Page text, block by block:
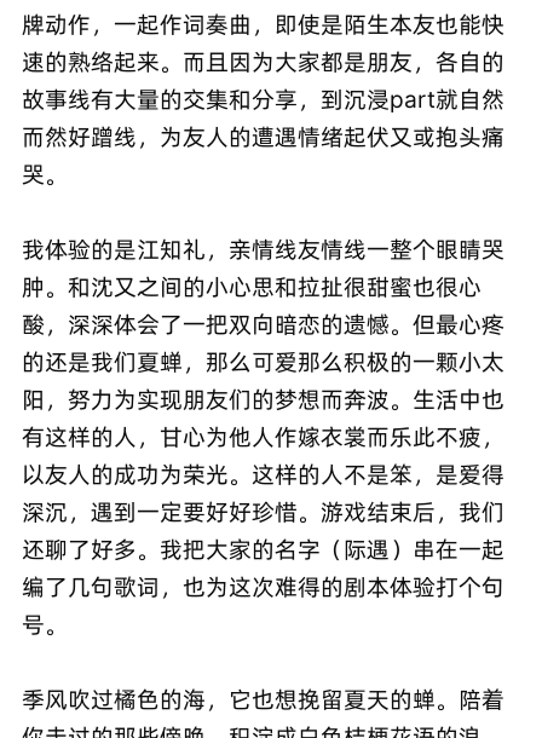
牌动作，一起作词奏曲，即使是陌生本友也能快
速的熟络起来。而且因为大家都是朋友，各自的
故事线有大量的交集和分享，到沉浸part就自然
而然好蹭线，为友人的遭遇情绪起伏又或抱头痛
哭。
我体验的是江知礼，亲情线友情线一整个眼睛哭
肿。和沈又之间的小心思和拉扯很甜蜜也很心
酸，深深体会了一把双向暗恋的遗憾。但最心疼
的还是我们夏蝉，那么可爱那么积极的一颗小太
阳，努力为实现朋友们的梦想而奔波。生活中也
有这样的人，甘心为他人作嫁衣裳而乐此不疲，
以友人的成功为荣光。这样的人不是笨，是爱得
深沉，遇到一定要好好珍惜。游戏结束后，我们
还聊了好多。我把大家的名字（际遇）串在一起
编了几句歌词，也为这次难得的剧本体验打个句
号。
季风吹过橘色的海，它也想挽留夏天的蝉。陪着